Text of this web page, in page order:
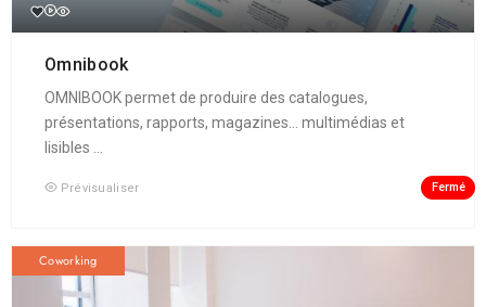
Omnibook
OMNIBOOK permet de produire des catalogues,
présentations, rapports, magazines... multimédias et
lisibles ...
Prévisualiser Fermé
Coworking